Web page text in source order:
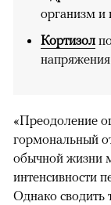
организм и
Кортизол
«Преодоление
гормональный
обычной жизни
интенсивности
Однако сводить